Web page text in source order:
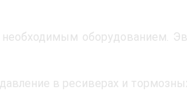
оборудованием.
в ресиверах и